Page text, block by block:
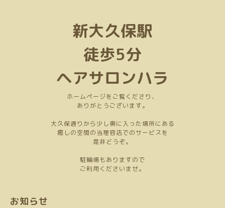
新大久保駅
徒歩5分
ヘアサロンハラ
ホームページをご覧くださり、
ありがとうございます。
大久保通りから少し奥に入った場所にある
癒しの空間の当理容店でのサービスを
是非どうぞ。
駐輪場もありますので
ご利用くださいませ。
お知らせ